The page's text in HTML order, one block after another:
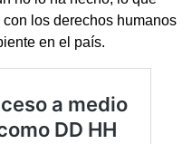
los derechos humanos
en el país.